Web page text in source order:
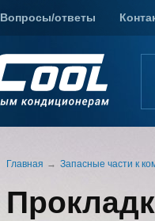
Вопросы/ответы
Главная Запасные части к